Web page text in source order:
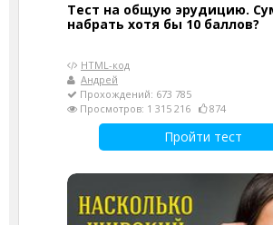
Тест на общую эрудицию.
набрать хотя бы 10 баллов?
HTML-код
Андрей
Прохождений: 673 785
Просмотров: 1 315 216
874
Пройти тест